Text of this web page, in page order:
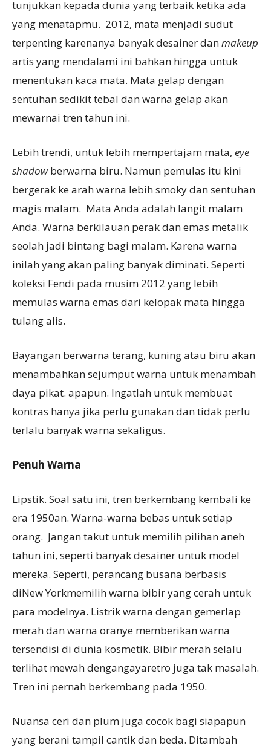
tunjukkan kepada dunia yang terbaik ketika ada
yang menatapmu. 2012, mata menjadi sudut
terpenting karenanya banyak desainer danmakeup
artis yang mendalami ini bahkan hingga untuk
menentukan kaca mata. Mata gelap dengan
sentuhan sedikit tebal dan warna gelap akan
mewarnai tren tahun ini.
Lebih trendi, untuk lebih mempertajam mata, eye
shadowberwarna biru. Namun pemulas itu kini
bergerak ke arah warna lebih smoky dan sentuhan
magis malam. Mata Anda adalah langit malam
Anda. Warna berkilauan perak dan emas metalik
seolah jadi bintang bagi malam. Karena warna
inilah yang akan paling banyak diminati. Seperti
koleksi Fendi pada musim 2012 yang lebih
memulas warna emas dari kelopak mata hingga
tulang alis.
Bayangan berwarna terang, kuning atau biru akan
menambahkan sejumput warna untuk menambah
daya pikat. apapun. Ingatlah untuk membuat
kontras hanya jika perlu gunakan dan tidak perlu
terlalu banyak warna sekaligus.
Penuh Warna
Lipstik. Soal satu ini, tren berkembang kembali ke
era 1950an. Warna-warna bebas untuk setiap
orang. Jangan takut untuk memilih pilihan aneh
tahun ini, seperti banyak desainer untuk model
mereka. Seperti, perancang busana berbasis
diNew Yorkmemilih warna bibir yang cerah untuk
para modelnya. Listrik warna dengan gemerlap
merah dan warna oranye memberikan warna
tersendisi di dunia kosmetik. Bibir merah selalu
terlihat mewah dengangayaretro juga tak masalah.
Tren ini pernah berkembang pada 1950.
Nuansa ceri dan plum juga cocok bagi siapapun
yang berani tampil cantik dan beda. Ditambah